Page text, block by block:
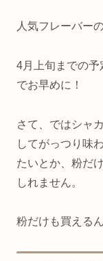
人気フレーバー
4月上旬までの
でお早めに！
さて、ではシャ
してがっつり味
たいとか、粉だ
しれません。
粉だけも買える